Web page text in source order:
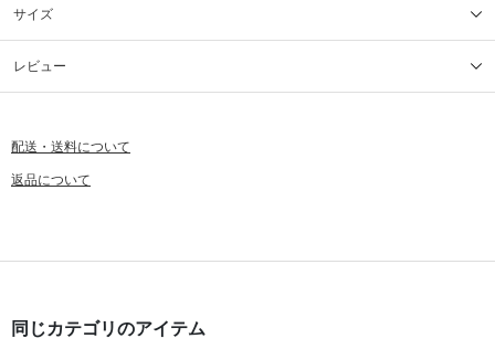
サイズ
レビュー
配送・送料について
返品について
同じカテゴリのアイテム